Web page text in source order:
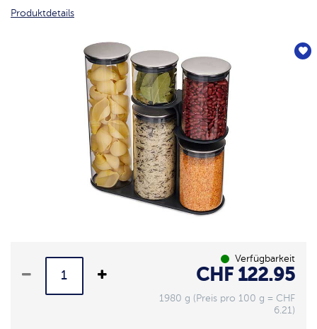
Produktdetails
Verfügbarkeit
CHF 122.95
1980 g (Preis pro 100 g = CHF
6.21)